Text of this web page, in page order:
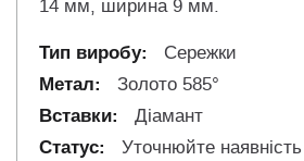
14 мм, ширина 9 мм.
Сережки
Золото 585°
Діамант
Уточнюйте наявність